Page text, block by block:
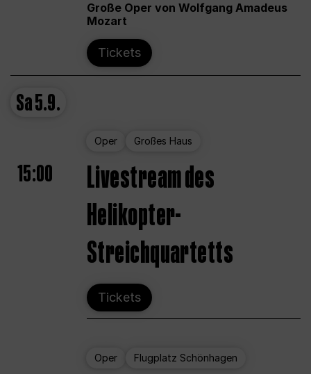
Große Oper von Wolfgang Amadeus
Mozart
Tickets
Sa5.9.
Oper Großes Haus
15:00
Livestream des
Helikopter-
Streichquartetts
Tickets
Oper Flugplatz Schönhagen